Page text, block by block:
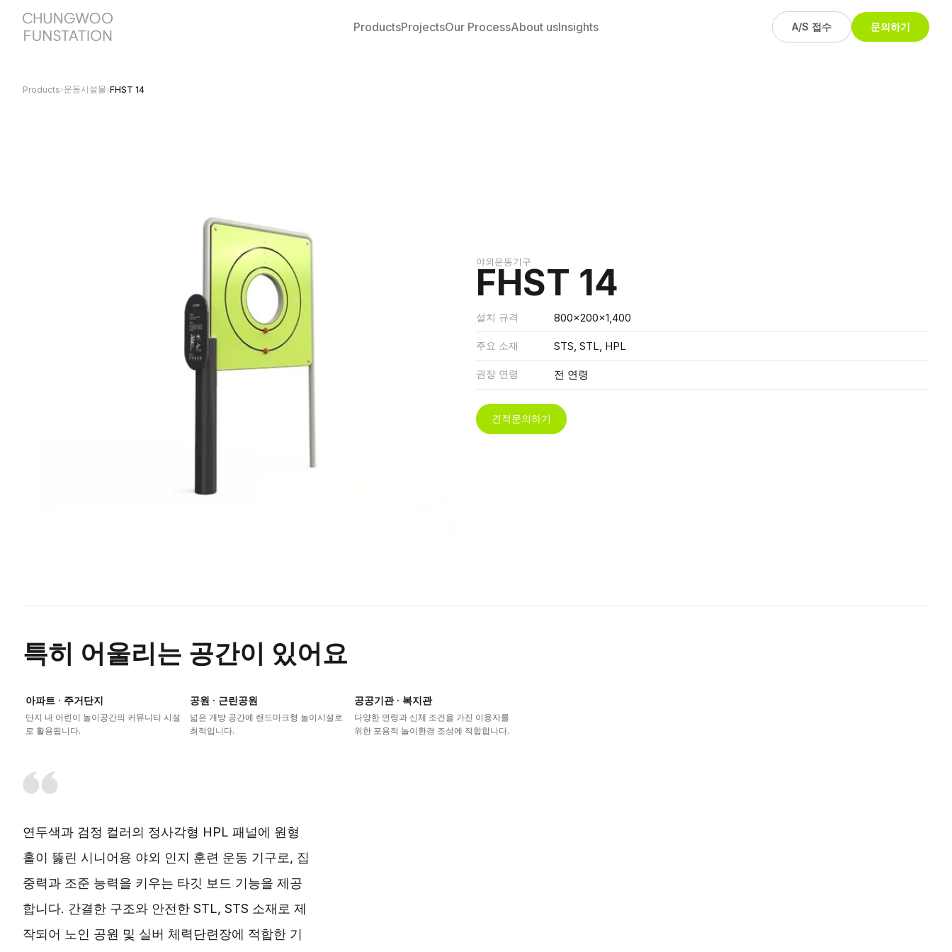
ProductsProjectsOur ProcessAbout usInsights A/S 접수 문의하기
Products›운동시설물›FHST 14
야외운동기구
FHST 14
설치 규격 800x200x1,400
주요 소재 STS, STL, HPL
권장 연령 전 연령
견적문의하기
특히 어울리는 공간이 있어요
아파트 · 주거단지
단지 내 어린이 놀이공간의 커뮤니티 시설
로 활용됩니다.
공원 · 근린공원
넓은 개방 공간에 랜드마크형 놀이시설로
최적입니다.
공공기관 · 복지관
다양한 연령과 신체 조건을 가진 이용자를
위한 포용적 놀이환경 조성에 적합합니다.
연두색과 검정 컬러의 정사각형 HPL 패널에 원형
홀이 뚫린 시니어용 야외 인지 훈련 운동 기구로, 집
중력과 조준 능력을 키우는 타깃 보드 기능을 제공
합니다. 간결한 구조와 안전한 STL, STS 소재로 제
작되어 노인 공원 및 실버 체력단련장에 적합한 기